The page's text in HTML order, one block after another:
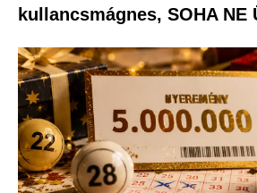
kullancsmágnes, SOHA NE